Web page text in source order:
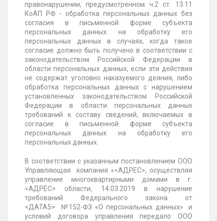
правонарушении, предусмотренном ч.2 ст. 13.11
КоАП РФ - обработка персональных данных без
согласия в письменной форме субъекта
персональных данных на обработку его
персональных данных в случаях, когда такое
согласие должно быть получено в соответствии с
законодательством Российской Федерации в
области персональных данных, если эти действия
не содержат уголовно наказуемого деяния, либо
обработка персональных данных с нарушением
установленных законодательством Российской
Федерации в области персональных данных
требований к составу сведений, включаемых в
согласие в письменной форме субъекта
персональных данных на обработку его
персональных данных.
В соответствии с указанным постановлением ООО
Управляющая компания «<АДРЕС>, осуществляя
управление многоквартирными домами в г.
<АДРЕС> области, 14.03.2019 в нарушение
требований Федерального закона от
<ДАТА5> №152-ФЗ «О персональных данных» и
условий договора управления передало ООО